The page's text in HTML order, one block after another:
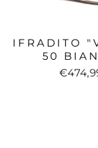
IFRADITO
50